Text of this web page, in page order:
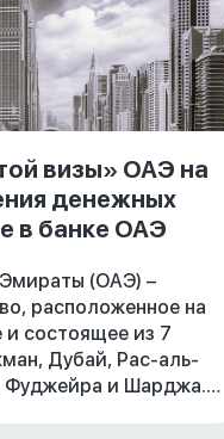
визы» ОАЭ на
денежных
в банке ОАЭ
(ОАЭ) –
расположенное на
состоящее из 7
Дубай, Рас-аль-
Фуджейра и Шарджа.